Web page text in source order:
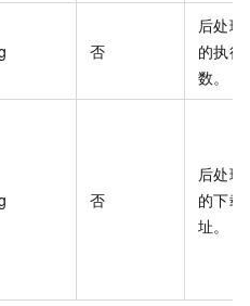
否
后处理
的执行
数。
否
后处理
的下载
址。